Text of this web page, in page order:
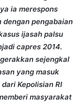
ia merespons
pengabaian
ijasah palsu
capres 2014.
sejengkal
yang masuk
Kepolisian RI
masyarakat